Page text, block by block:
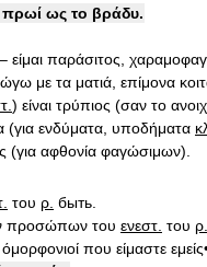
πρωί ως το βράδυ.
– είμαι παράσιτος,
με τα ματιά, επίμονα
) είναι τρύπιος (σαν το
(για ενδύματα, υποδήματα
(για αφθονία φαγώσιμων).
του ρ. быть.
προσώπων του ενεστ. του ρ.
που είμαστε